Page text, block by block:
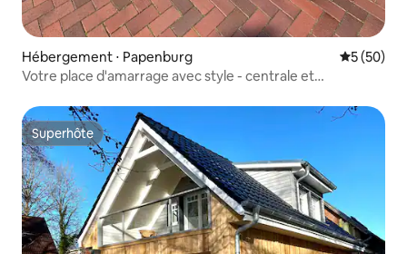
Hébergement ⋅ Papenburg
5 (50)
Votre place d'amarrage avec style - centrale et
Superhôte
Superhôte